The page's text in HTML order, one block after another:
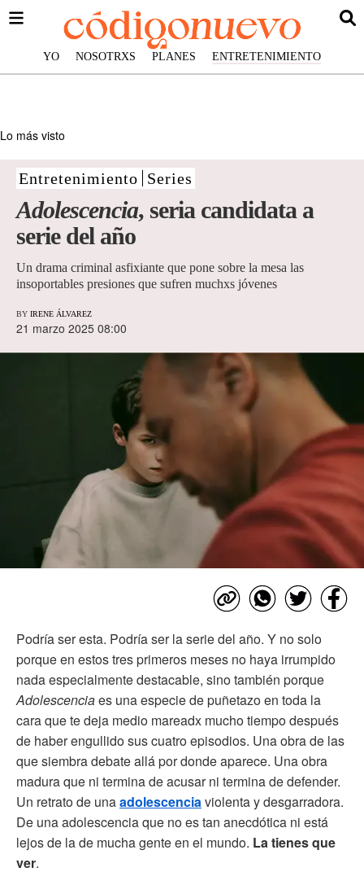
YO NOSOTRXS PLANES ENTRETENIMIENTO
Lo más visto
Entretenimiento Series
Adolescencia, seria candidata a
serie del año
Un drama criminal asfixiante que pone sobre la mesa las
insoportables presiones que sufren muchxs jóvenes
BY IRENE ÁLVAREZ
21 marzo 2025 08:00
Podría ser esta. Podría ser la serie del año. Y no solo
porque en estos tres primeros meses no haya irrumpido
nada especialmente destacable, sino también porque
Adolescenciaes una especie de puñetazo en toda la
cara que te deja medio mareadx mucho tiempo después
de haber engullido sus cuatro episodios. Una obra de las
que siembra debate allá por donde aparece. Una obra
madura que ni termina de acusar ni termina de defender.
Un retrato de unaadolescenciaviolenta y desgarradora.
De una adolescencia que no es tan anecdótica ni está
lejos de la de mucha gente en el mundo. La tienes que
ver.